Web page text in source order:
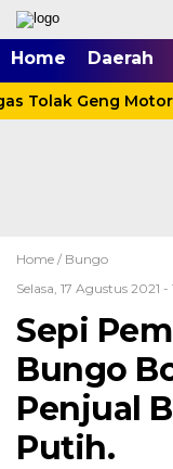
mgid.com, 522897,
Home Daerah
Tolak Geng Motor
Home / Bungo
Selasa, 17 Agustus 2021 -
Sepi
Bungo
Penjual
Putih.